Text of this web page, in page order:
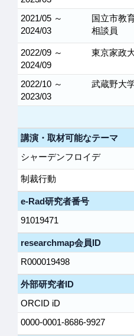
2021/05 ～
2024/03
国立市教
相談員
2022/09 ～
2024/09
東京家政
2022/10 ～
2023/03
武蔵野大
講演・取材可能なテーマ
シャーデンフロイデ
制裁行動
e-Rad研究者番号
91019471
researchmap会員ID
R000019498
外部研究者ID
ORCID iD
0000-0001-8686-9927